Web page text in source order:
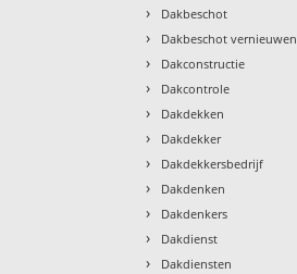
› Dakbeschot
› Dakbeschot vernieuwen
› Dakconstructie
› Dakcontrole
› Dakdekken
› Dakdekker
› Dakdekkersbedrijf
› Dakdenken
› Dakdenkers
› Dakdienst
› Dakdiensten